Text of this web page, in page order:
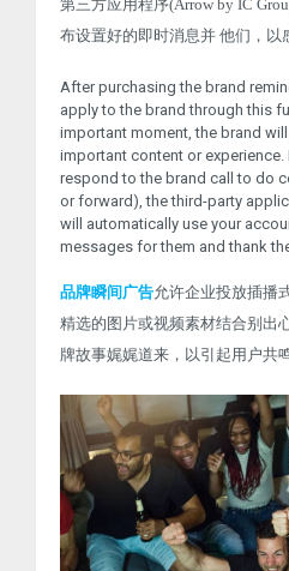
第三方应用程序(Arrow by IC
布设置好的即时消息并 他们，以
After purchasing the brand
apply to the brand through this
important moment, the brand
important content or experience.
respond to the brand call to do
or forward), the third-party
will automatically use your
messages for them and thank
品牌瞬间广告允许企业投放插播
精选的图片或视频素材结合别出
牌故事娓娓道来，以引起用户共鸣